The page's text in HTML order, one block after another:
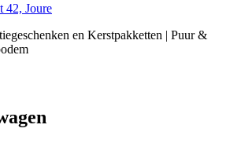
42, Joure
en Kerstpakketten | Puur &